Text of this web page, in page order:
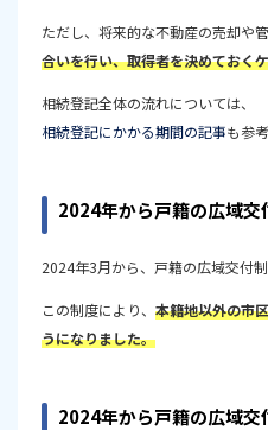
ただし、将来的な不動産の売却や管
合いを行い、取得者を決めておく
相続登記全体の流れについては、
相続登記にかかる期間の記事も参
2024年から戸籍の広域交
2024年3月から、戸籍の広域交付
この制度により、 本籍地以外の市
うになりました。
2024年から戸籍の広域交